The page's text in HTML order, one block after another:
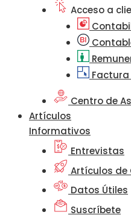
Acceso a
Centro de
Artículos
Informativos
Entrevistas
Artículos de
Datos Útiles
Suscríbete